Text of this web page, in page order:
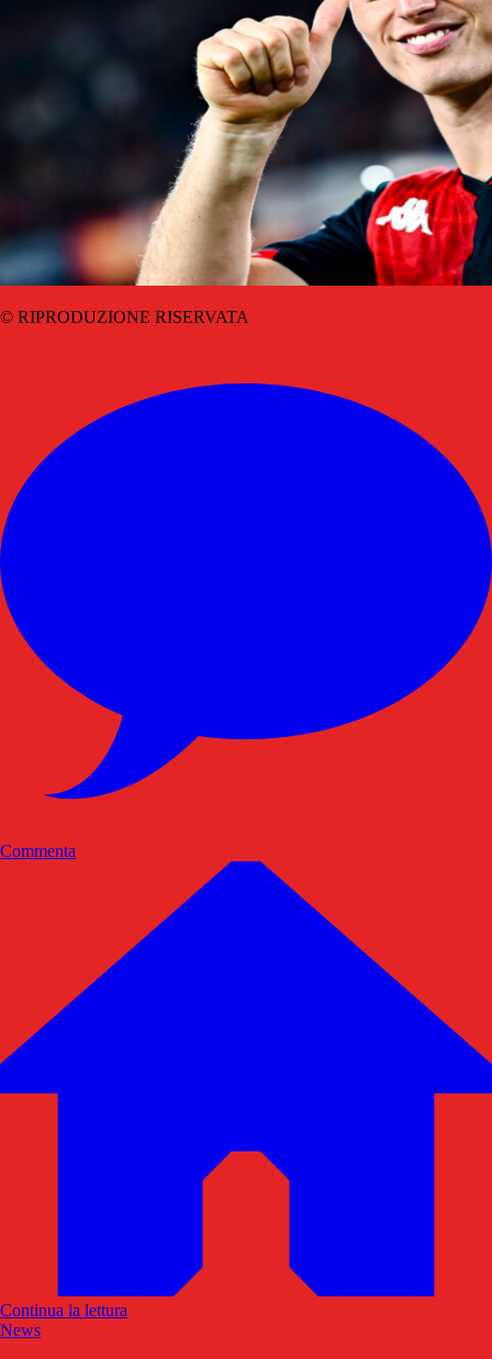
© RIPRODUZIONE RISERVATA
Commenta
Continua la lettura
News